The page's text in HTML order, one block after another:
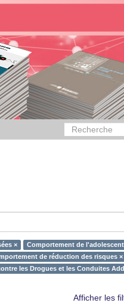
× Comportement de
de réduction des risques ×
les Drogues et les Conduites
Afficher les